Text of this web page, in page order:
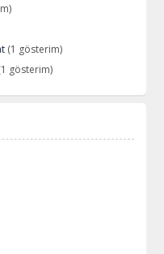
(1 gösterim)
gösterim)